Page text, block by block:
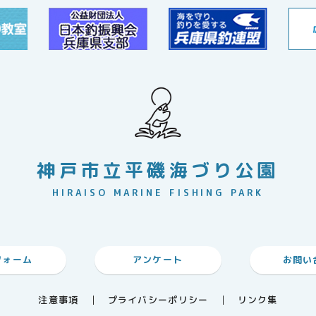
神戸市立平磯海づり公園
HIRAISO MARINE FISHING PARK
ーム アンケート お問い
注意事項 プライバシーポリシー リンク集